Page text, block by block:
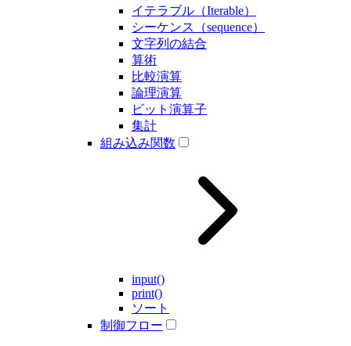
イテラブル（Iterable）
シーケンス（sequence）
文字列の結合
算術
比較演算
論理演算
ビット演算子
集計
組み込み関数
input()
print()
ソート
制御フロー